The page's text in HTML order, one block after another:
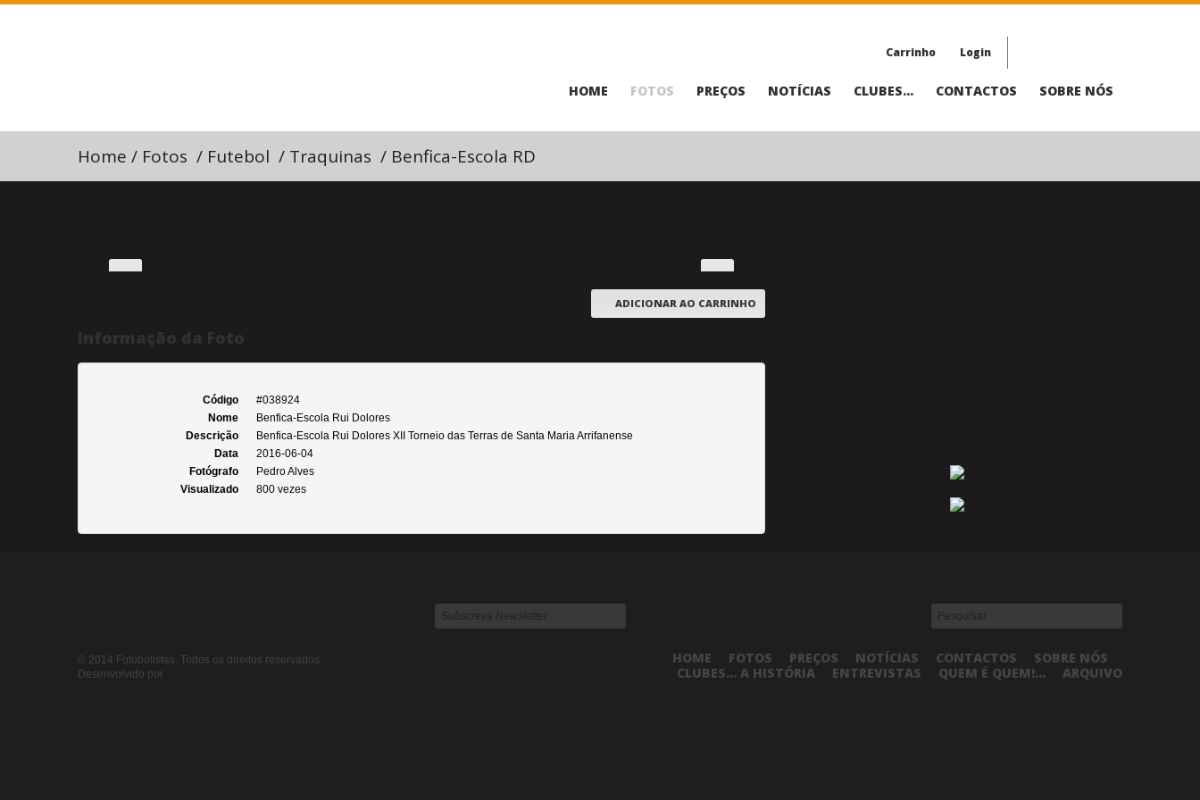
Carrinho Login
HOME FOTOS PREÇOS NOTÍCIAS CLUBES... CONTACTOS SOBRE NÓS
Home / Fotos / Futebol / Traquinas / Benfica-Escola RD
ADICIONAR AO CARRINHO
Código
#038924
Nome
Benfica-Escola Rui Dolores
Descrição
Benfica-Escola Rui Dolores XII Torneio das Terras de Santa Maria Arrifanense
Data
2016-06-04
Fotógrafo
Pedro Alves
Visualizado
800 vezes
© 2014 Fotobolistas. Todos os direitos reservados.
Desenvolvido por
HOME FOTOS PREÇOS NOTÍCIAS CONTACTOS
SOBRE NÓS
CLUBES... A HISTÓRIA
ENTREVISTAS QUEM É QUEM!... ARQUIVO